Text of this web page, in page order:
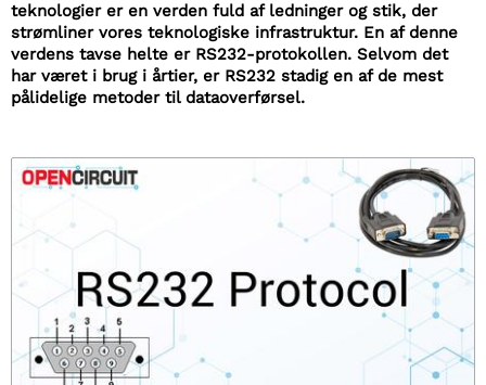
teknologier er en verden fuld af ledninger og stik, der
strømliner vores teknologiske infrastruktur. En af denne
verdens tavse helte er RS232-protokollen. Selvom det
har været i brug i årtier, er RS232 stadig en af de mest
pålidelige metoder til dataoverførsel.